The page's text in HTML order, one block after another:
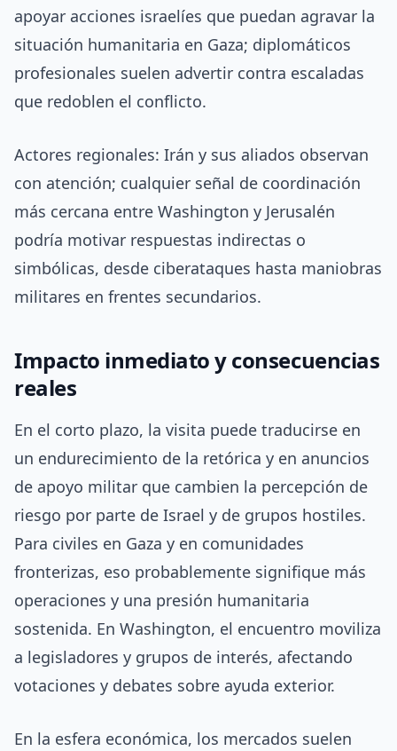
apoyar acciones israelíes que puedan agravar la
situación humanitaria en Gaza; diplomáticos
profesionales suelen advertir contra escaladas
que redoblen el conflicto.
Actores regionales: Irán y sus aliados observan
con atención; cualquier señal de coordinación
más cercana entre Washington y Jerusalén
podría motivar respuestas indirectas o
simbólicas, desde ciberataques hasta maniobras
militares en frentes secundarios.
Impacto inmediato y consecuencias
reales
En el corto plazo, la visita puede traducirse en
un endurecimiento de la retórica y en anuncios
de apoyo militar que cambien la percepción de
riesgo por parte de Israel y de grupos hostiles.
Para civiles en Gaza y en comunidades
fronterizas, eso probablemente signifique más
operaciones y una presión humanitaria
sostenida. En Washington, el encuentro moviliza
a legisladores y grupos de interés, afectando
votaciones y debates sobre ayuda exterior.
En la esfera económica, los mercados suelen